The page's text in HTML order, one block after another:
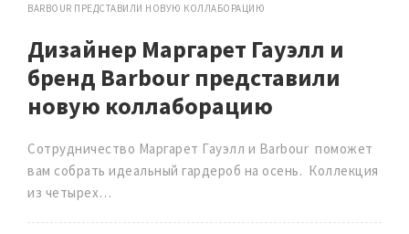
BARBOUR ПРЕДСТАВИЛИ НОВУЮ КОЛЛАБОРАЦИЮ
Дизайнер Маргарет Гауэлл и
бренд Barbour представили
новую коллаборацию
Сотрудничество Маргарет Гауэлл и Barbour поможет
вам собрать идеальный гардероб на осень. Коллекция
из четырех…